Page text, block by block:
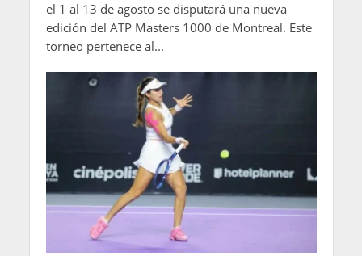
el 1 al 13 de agosto se disputará una nueva
edición del ATP Masters 1000 de Montreal. Este
torneo pertenece al...